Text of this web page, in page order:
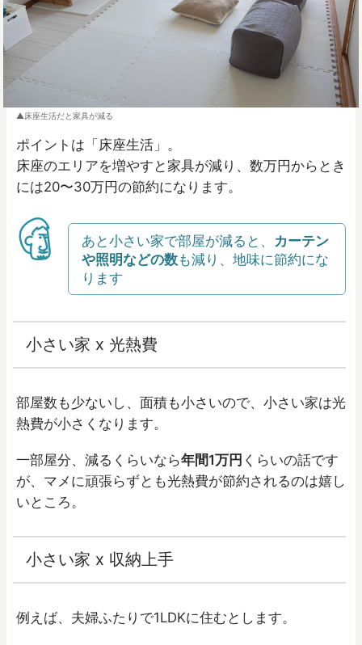
床座生活だと家具が減る
ポイントは「床座生活」。
床座のエリアを増やすと家具が減り、数万円からとき
には20〜30万円の節約になります。
あと小さい家で部屋が減ると、 カーテン
や照明などの数も減り、地味に節約にな
ります
小さい家 x 光熱費
部屋数も少ないし、面積も小さいので、小さい家は光
熱費が小さくなります。
一部屋分、減るくらいなら年間1万円 くらいの話です
が、マメに頑張らずとも光熱費が節約されるのは嬉し
いところ。
小さい家 x 収納上手
例えば、夫婦ふたりで1LDKに住むとします。